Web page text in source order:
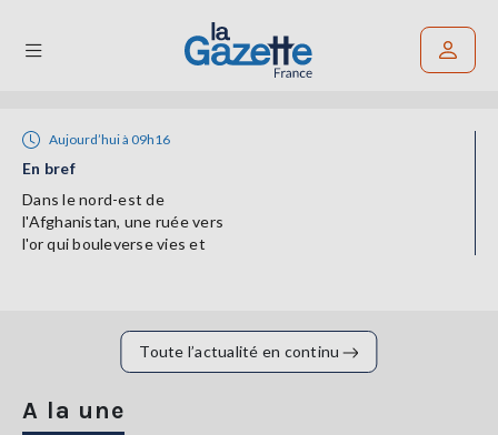
Rechercher un article
RÉGIONS
TENDANCES
LA
GAZETTE
Aujourd’hui à 09h16
En bref
Dans le nord-est de
l'Afghanistan, une ruée vers
l'or qui bouleverse vies et
Toute l’actualité en continu
A la une